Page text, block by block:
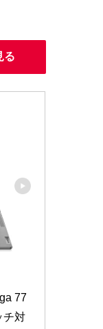
る
77
チ対